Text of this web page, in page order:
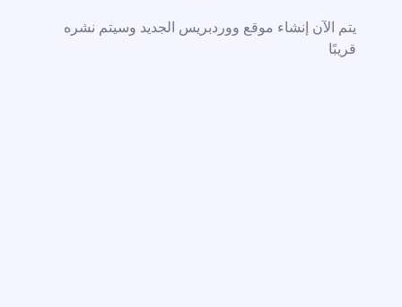
يتم الآن إنشاء موقع ووردبريس الجديد وسيتم نشره
قريبًا